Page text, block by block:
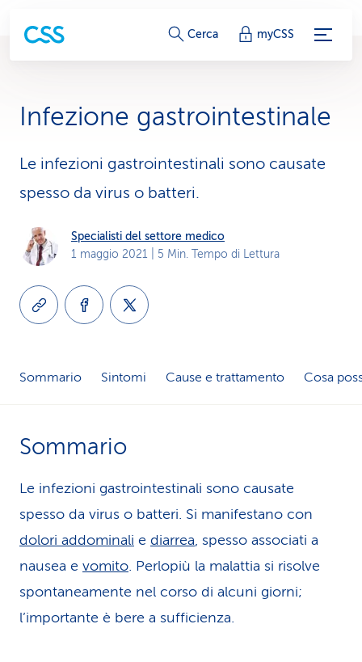
c
e
g
a
m
i
s
e
r
v
Cerca myCSS
Infezione gastrointestinale
Le infezioni gastrointestinali sono causate
spesso da virus o batteri.
Specialisti del settore medico
1 maggio 2021 | 5 Min. Tempo di Lettura
Sommario Sintomi Cause e trattamento Cosa
Sommario
Le infezioni gastrointestinali sono causate
spesso da virus o batteri. Si manifestano con
dolori addominali e diarrea, spesso associati a
nausea e vomito. Perlopiù la malattia si risolve
spontaneamente nel corso di alcuni giorni;
l’importante è bere a sufficienza.